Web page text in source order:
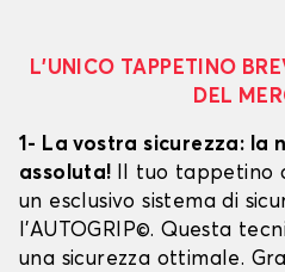
L’UNICO TAPPETINO
DEL
1- La vostra sicurezza: la
assoluta! Il tuo tappetino
un esclusivo sistema di
l’AUTOGRIP©. Questa
una sicurezza ottimale.